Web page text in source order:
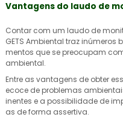
Vantagens do laudo de
Contar com um laudo de
GETS Ambiental traz
mentos que se preocupam
ambiental.
Entre as vantagens de obter
ecoce de problemas
inentes e a possibilidade de
as de forma assertiva.